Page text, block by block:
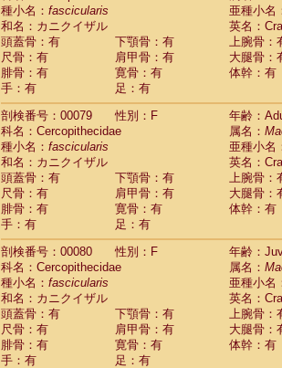
種小名： fascicularis
亜種小名
和名：カニクイザル
英名：
頭蓋骨：有
下顎骨：有
上腕骨：
尺骨：有
肩甲骨：有
大腿骨：
腓骨：有
寛骨：有
体幹：有
手：有
足：有
剖検番号：00079
性別：F
年齢：
科名：Cercopithecidae
属名：
種小名： fascicularis
亜種小名
和名：カニクイザル
英名：
頭蓋骨：有
下顎骨：有
上腕骨：
尺骨：有
肩甲骨：有
大腿骨：
腓骨：有
寛骨：有
体幹：有
手：有
足：有
剖検番号：00080
性別：F
年齢：
科名：Cercopithecidae
属名：
種小名： fascicularis
亜種小名
和名：カニクイザル
英名：
頭蓋骨：有
下顎骨：有
上腕骨：
尺骨：有
肩甲骨：有
大腿骨：
腓骨：有
寛骨：有
体幹：有
手：有
足：有